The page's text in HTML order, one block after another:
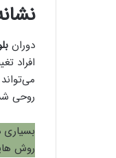
دوران
افراد
روحی
بسیاری
روش